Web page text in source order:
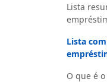
Lista
Lista
O que é